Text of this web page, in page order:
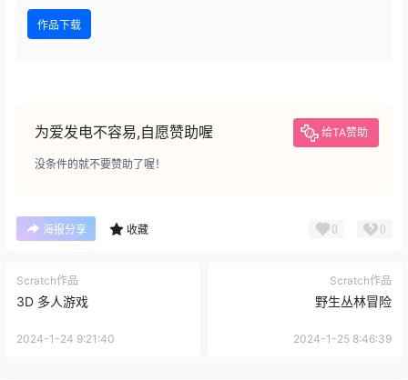
作品下载
为爱发电不容易,自愿赞助喔 给TA赞助
没条件的就不要赞助了喔！
海报分享 收藏 0 0
Scratch作品
3D 多人游戏
2024-1-24 9:21:40
Scratch作品
野生丛林冒险
2024-1-25 8:46:39